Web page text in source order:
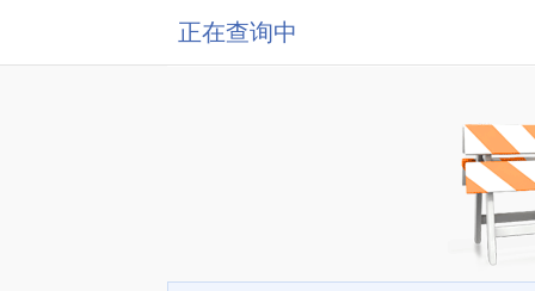
正在查询中